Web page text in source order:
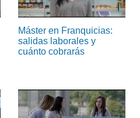
Máster en Franquicias:
salidas laborales y
cuánto cobrarás